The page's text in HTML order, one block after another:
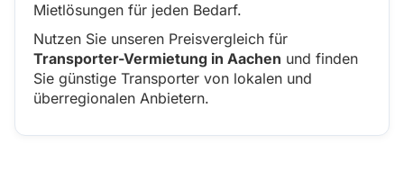
Mietlösungen für jeden Bedarf.
Nutzen Sie unseren Preisvergleich für
Transporter-Vermietung in Aachen und finden
Sie günstige Transporter von lokalen und
überregionalen Anbietern.